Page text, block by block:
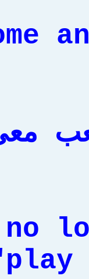
no
play